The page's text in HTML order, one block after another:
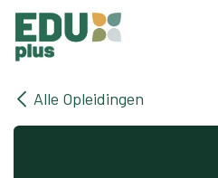
Overslaan naar inhoud
Alle Opleidingen